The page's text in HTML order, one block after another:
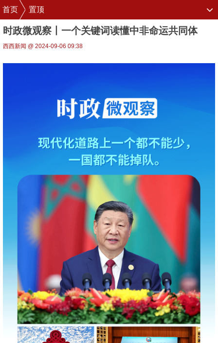
首页 置顶
时政微观察丨一个关键词读懂中非命运共同体
西西新闻 @ 2024-09-06 09:38